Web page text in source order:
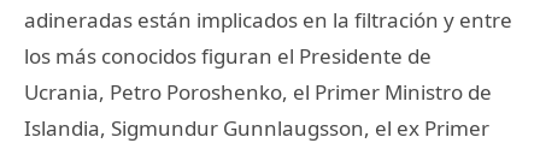
adineradas están implicados en la filtración y entre
los más conocidos figuran el Presidente de
Ucrania, Petro Poroshenko, el Primer Ministro de
Islandia, Sigmundur Gunnlaugsson, el ex Primer